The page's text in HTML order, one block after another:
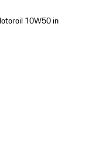
10W50 in